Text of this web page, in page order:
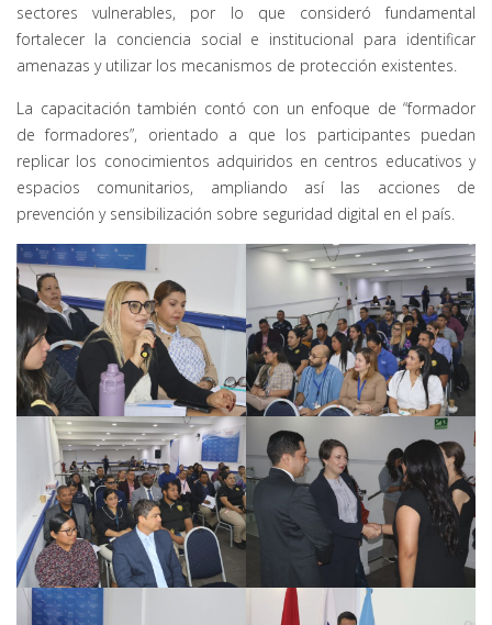
sectores vulnerables, por lo que consideró fundamental
fortalecer la conciencia social e institucional para identificar
amenazas y utilizar los mecanismos de protección existentes.
La capacitación también contó con un enfoque de “formador
de formadores”, orientado a que los participantes puedan
replicar los conocimientos adquiridos en centros educativos y
espacios comunitarios, ampliando así las acciones de
prevención y sensibilización sobre seguridad digital en el país.